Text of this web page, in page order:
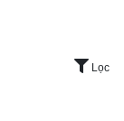
Lọc